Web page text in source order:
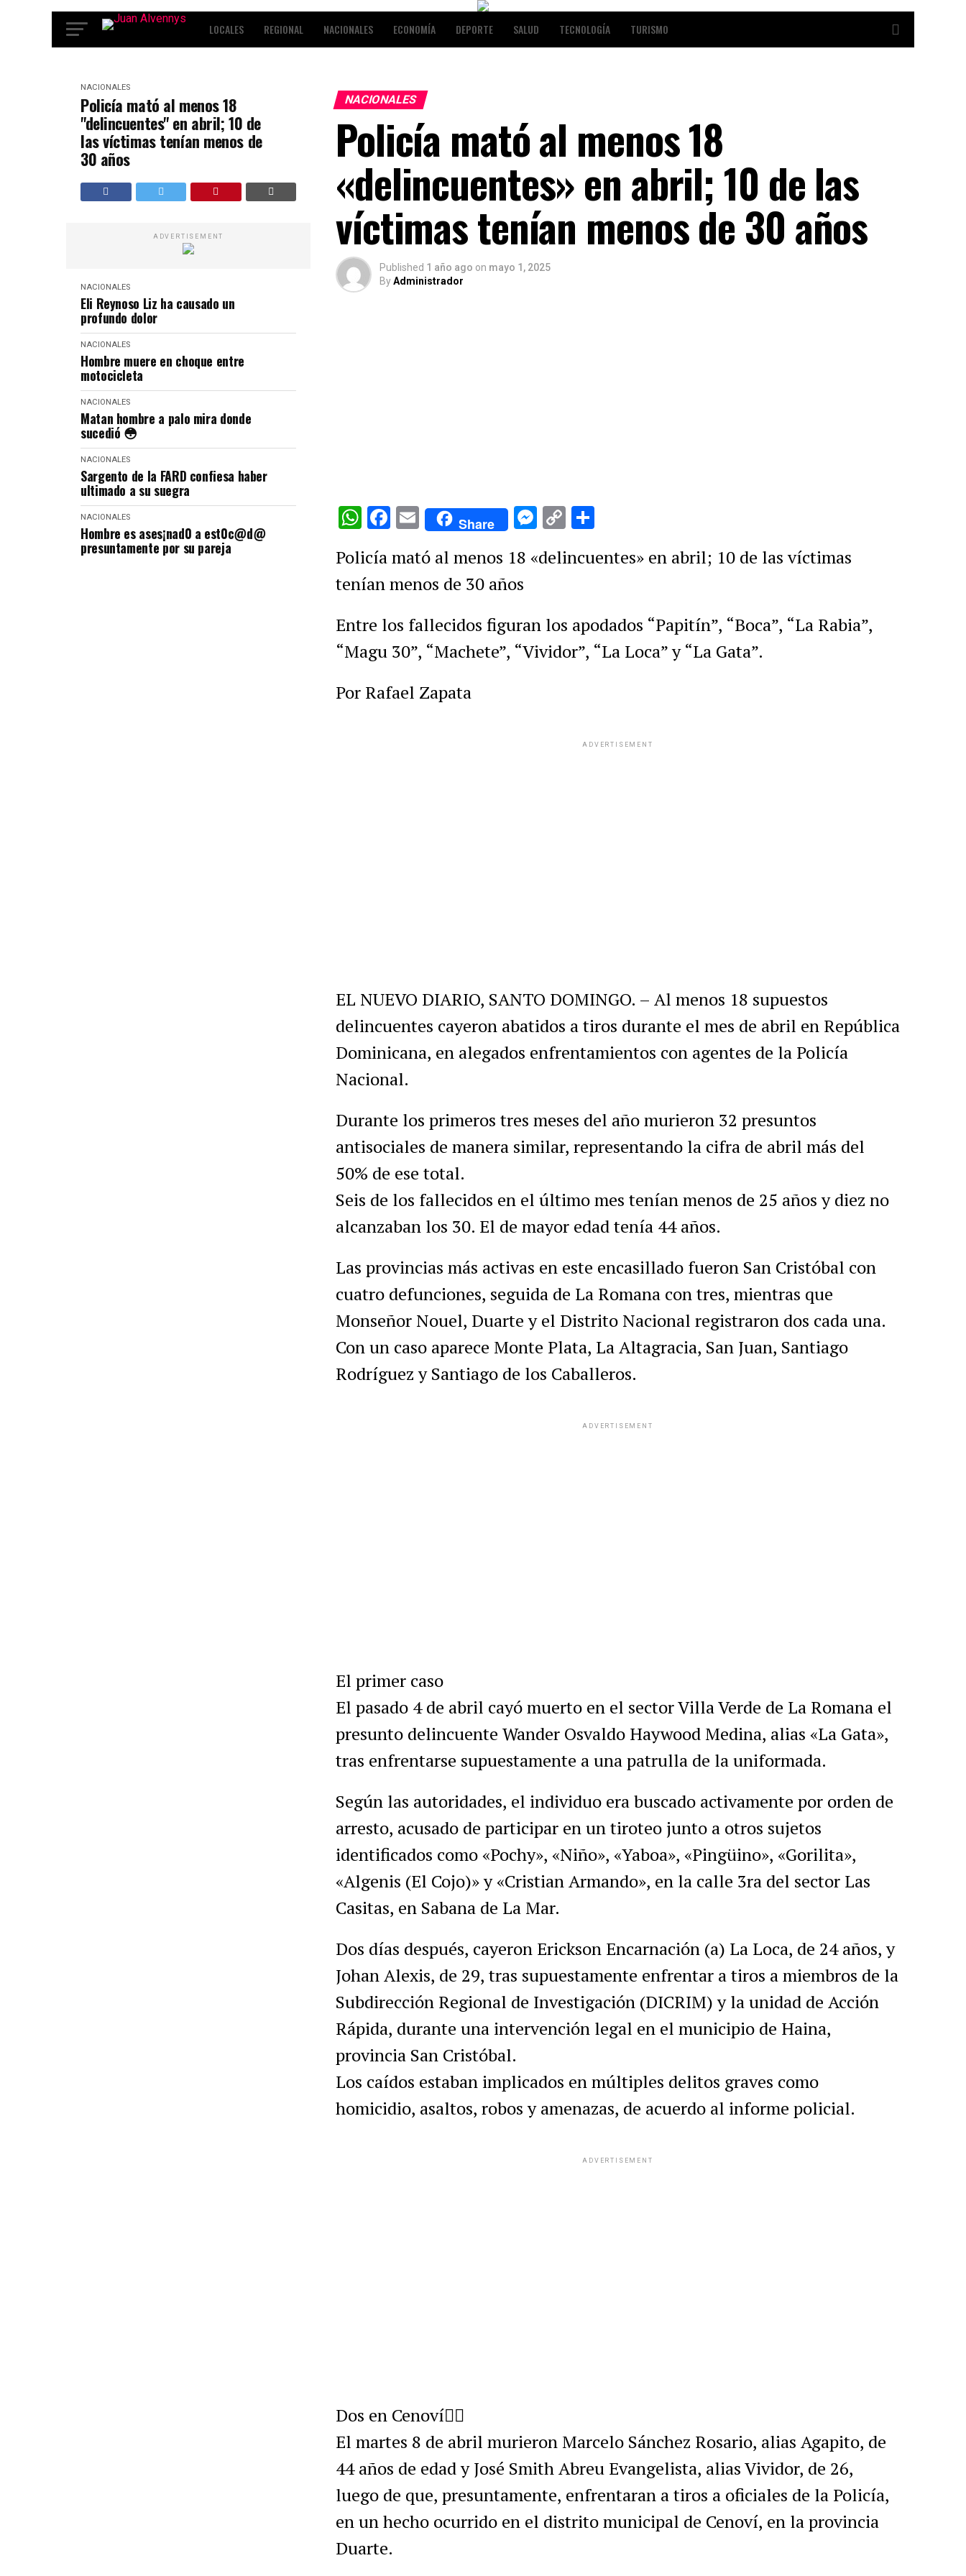
LOCALES REGIONAL NACIONALES ECONOMÍA DEPORTE SALUD TECNOLOGÍA TURISMO
NACIONALES
Policía mató al menos 18
"delincuentes" en abril; 10 de
las víctimas tenían menos de
30 años
ADVERTISEMENT
NACIONALES
Eli Reynoso Liz ha causado un
profundo dolor
NACIONALES
Hombre muere en choque entre
motocicleta
NACIONALES
Matan hombre a palo mira donde
sucedió 😳
NACIONALES
Sargento de la FARD confiesa haber
ultimado a su suegra
NACIONALES
Hombre es ases¡nad0 a est0c@d@
presuntamente por su pareja
NACIONALES
Policía mató al menos 18
«delincuentes» en abril; 10 de las
víctimas tenían menos de 30 años
Published 1 año ago on mayo 1, 2025
ByAdministrador
WhatsApp
Facebook
EmailShare Messenger
Copy
Policía mató al menos 18 «delincuentes» en abril; 10 de las víctimas
tenían menos de 30 años
Entre los fallecidos figuran los apodados “Papitín”, “Boca”, “La Rabia”,
“Magu 30”, “Machete”, “Vividor”, “La Loca” y “La Gata”.
Por Rafael Zapata
ADVERTISEMENT
EL NUEVO DIARIO, SANTO DOMINGO. – Al menos 18 supuestos
delincuentes cayeron abatidos a tiros durante el mes de abril en República
Dominicana, en alegados enfrentamientos con agentes de la Policía
Nacional.
Durante los primeros tres meses del año murieron 32 presuntos
antisociales de manera similar, representando la cifra de abril más del
50% de ese total.
Seis de los fallecidos en el último mes tenían menos de 25 años y diez no
alcanzaban los 30. El de mayor edad tenía 44 años.
Las provincias más activas en este encasillado fueron San Cristóbal con
cuatro defunciones, seguida de La Romana con tres, mientras que
Monseñor Nouel, Duarte y el Distrito Nacional registraron dos cada una.
Con un caso aparece Monte Plata, La Altagracia, San Juan, Santiago
Rodríguez y Santiago de los Caballeros.
ADVERTISEMENT
El primer caso
El pasado 4 de abril cayó muerto en el sector Villa Verde de La Romana el
presunto delincuente Wander Osvaldo Haywood Medina, alias «La Gata»,
tras enfrentarse supuestamente a una patrulla de la uniformada.
Según las autoridades, el individuo era buscado activamente por orden de
arresto, acusado de participar en un tiroteo junto a otros sujetos
identificados como «Pochy», «Niño», «Yaboa», «Pingüino», «Gorilita»,
«Algenis (El Cojo)» y «Cristian Armando», en la calle 3ra del sector Las
Casitas, en Sabana de La Mar.
Dos días después, cayeron Erickson Encarnación (a) La Loca, de 24 años, y
Johan Alexis, de 29, tras supuestamente enfrentar a tiros a miembros de la
Subdirección Regional de Investigación (DICRIM) y la unidad de Acción
Rápida, durante una intervención legal en el municipio de Haina,
provincia San Cristóbal.
Los caídos estaban implicados en múltiples delitos graves como
homicidio, asaltos, robos y amenazas, de acuerdo al informe policial.
ADVERTISEMENT
Dos en Cenoví👈🏼
El martes 8 de abril murieron Marcelo Sánchez Rosario, alias Agapito, de
44 años de edad y José Smith Abreu Evangelista, alias Vividor, de 26,
luego de que, presuntamente, enfrentaran a tiros a oficiales de la Policía,
en un hecho ocurrido en el distrito municipal de Cenoví, en la provincia
Duarte.